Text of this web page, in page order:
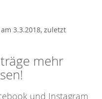
3.3.2018, zuletzt
mehr
und Instagram